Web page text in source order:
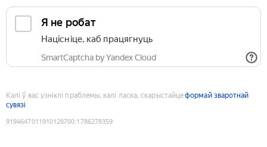
Я не робат
Націсніце, каб працягнуць
SmartCaptcha by Yandex Cloud
Калі ў вас узніклі праблемы, калі ласка, скарыстайцеформай зваротнай
сувязі
9194647011910128700:1786278359